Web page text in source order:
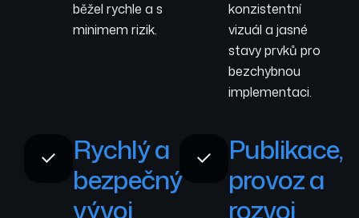
běžel rychle a s
minimem rizik.
konzistentní
vizuál a jasné
stavy prvků pro
bezchybnou
implementaci.
Rychlý a
bezpečný
vývoj
Publikace,
provoz a
rozvoj